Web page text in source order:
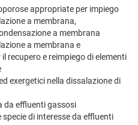
appropriate per impiego
a membrana,
a membrana
a membrana e
recupero e reimpiego di elementi
exergetici nella dissalazione di
da effluenti gassosi
di interesse da effluenti